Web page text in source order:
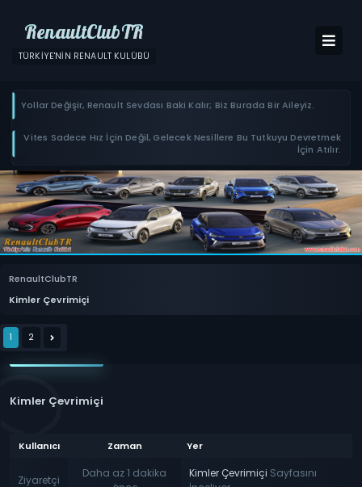
RenaultClubTR
TÜRKIYE'NIN RENAULT KULÜBÜ
Yollar Değişir, Renault Sevdası Baki Kalır; Biz Burada Bir Aileyiz.
Vites Sadece Hız İçin Değil, Gelecek Nesillere Bu Tutkuyu Devretmek
İçin Atılır.
RenaultClubTR
Kimler Çevrimiçi
1 2
Kimler Çevrimiçi
Kullanıcı Zaman Yer
Ziyaretçi
Daha az 1 dakika
Kimler Çevrimiçi Sayfasını